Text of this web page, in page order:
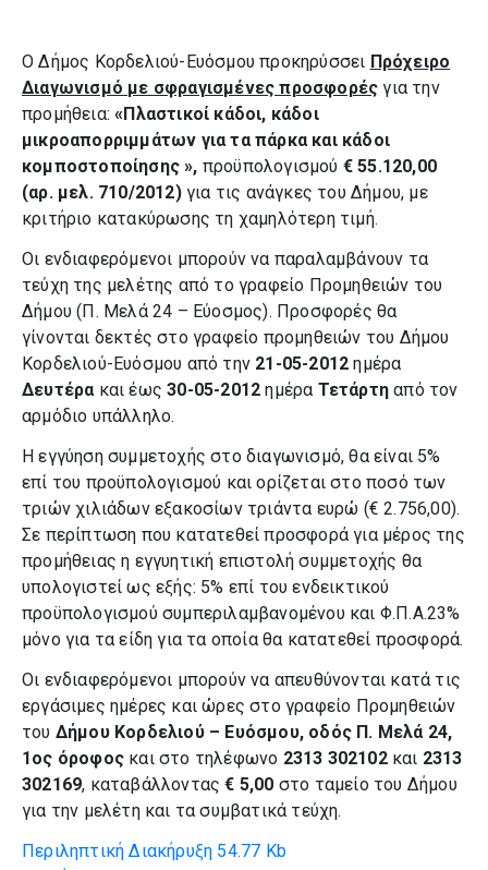
Ο Δήμος Κορδελιού-Ευόσμου προκηρύσσει Πρόχειρο
Διαγωνισμό με σφραγισμένες προσφορές για την
προμήθεια:«Πλαστικοί κάδοι, κάδοι
μικροαπορριμμάτων για τα πάρκα και κάδοι
κομποστοποίησης », προϋπολογισμού € 55.120,00
(αρ. μελ. 710/2012) για τις ανάγκες του Δήμου, με
κριτήριο κατακύρωσης τη χαμηλότερη τιμή.
Οι ενδιαφερόμενοι μπορούν να παραλαμβάνουν τα
τεύχη της μελέτης από το γραφείο Προμηθειών του
Δήμου (Π. Μελά 24 – Εύοσμος). Προσφορές θα
γίνονται δεκτές στο γραφείο προμηθειών του Δήμου
Κορδελιού-Ευόσμου από την 21-05-2012 ημέρα
Δευτέρα και έως30-05-2012 ημέρα Τετάρτηαπό τον
αρμόδιο υπάλληλο.
Η εγγύηση συμμετοχής στο διαγωνισμό, θα είναι 5%
επί του προϋπολογισμού και ορίζεται στο ποσό των
τριών χιλιάδων εξακοσίων τριάντα ευρώ (€ 2.756,00).
Σε περίπτωση που κατατεθεί προσφορά για μέρος της
προμήθειας η εγγυητική επιστολή συμμετοχής θα
υπολογιστεί ως εξής: 5% επί του ενδεικτικού
προϋπολογισμού συμπεριλαμβανομένου και Φ.Π.Α.23%
μόνο για τα είδη για τα οποία θα κατατεθεί προσφορά.
Οι ενδιαφερόμενοι μπορούν να απευθύνονται κατά τις
εργάσιμες ημέρες και ώρες στο γραφείο Προμηθειών
του Δήμου Κορδελιού – Ευόσμου, οδός Π. Μελά 24,
1ος όροφος και στο τηλέφωνο 2313 302102και 2313
302169, καταβάλλοντας€ 5,00 στο ταμείο του Δήμου
για την μελέτη και τα συμβατικά τεύχη.
Περιληπτική Διακήρυξη 54.77 Kb